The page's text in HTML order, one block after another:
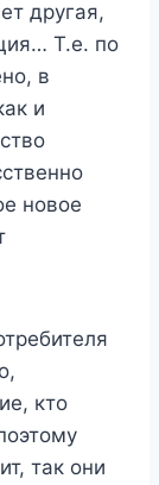
другая,
Т.е. по
в
и
новое
кто
так они